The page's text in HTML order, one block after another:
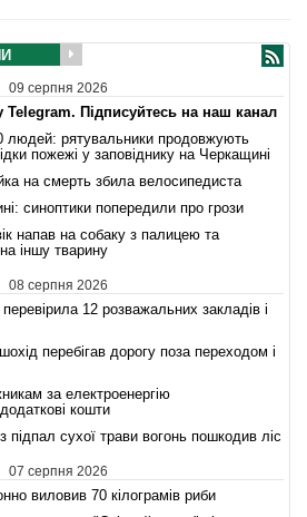
09 серпня 2026
Telegram. Підписуйтесь на наш канал
людей: рятувальники продовжують
пожежі у заповіднику на Черкащині
на смерть збила велосипедиста
синоптики попередили про грози
напав на собаку з палицею та
іншу тварину
08 серпня 2026
12 розважальних закладів і
перебігав дорогу поза переходом і
за електроенергію
кошти
підпал сухої трави вогонь пошкодив ліс
07 серпня 2026
виловив 70 кілограмів риби